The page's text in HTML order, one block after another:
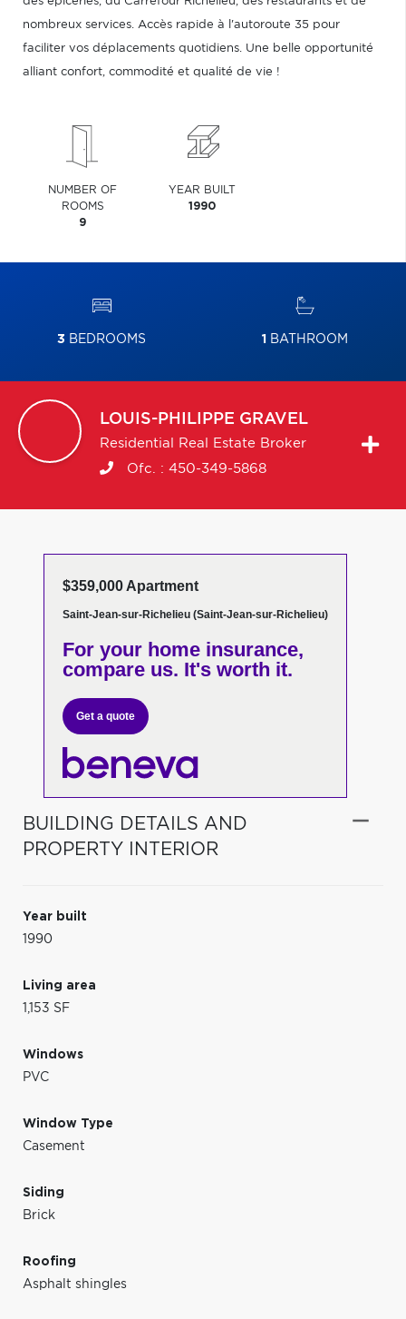
nombreux services. Accès rapide à l'autoroute 35 pour
faciliter vos déplacements quotidiens. Une belle opportunité
alliant confort, commodité et qualité de vie !
NUMBER OF
ROOMS
9
YEAR BUILT
1990
3 BEDROOMS 1 BATHROOM
LOUIS-PHILIPPE GRAVEL
Residential Real Estate Broker
Ofc. : 450-349-5868
$359,000 Apartment
Saint-Jean-sur-Richelieu (Saint-Jean-sur-Richelieu)
For your home insurance,
compare us. It's worth it.
Get a quote
BUILDING DETAILS AND
PROPERTY INTERIOR
Year built
1990
Living area
1,153 SF
Windows
PVC
Window Type
Casement
Siding
Brick
Roofing
Asphalt shingles